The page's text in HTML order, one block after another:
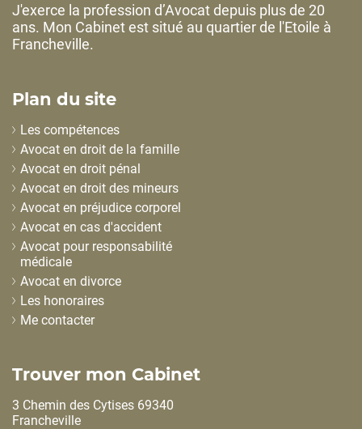
J'exerce la profession d’Avocat depuis plus de 20
ans. Mon Cabinet est situé au quartier de l'Etoile à
Francheville.
Plan du site
Les compétences
Avocat en droit de la famille
Avocat en droit pénal
Avocat en droit des mineurs
Avocat en préjudice corporel
Avocat en cas d'accident
Avocat pour responsabilité
médicale
Avocat en divorce
Les honoraires
Me contacter
Trouver mon Cabinet
3 Chemin des Cytises 69340
Francheville